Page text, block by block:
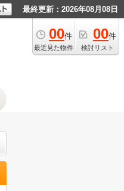
最終更新：2026年08月08日
00件
最近見た物件
00件
検討リスト